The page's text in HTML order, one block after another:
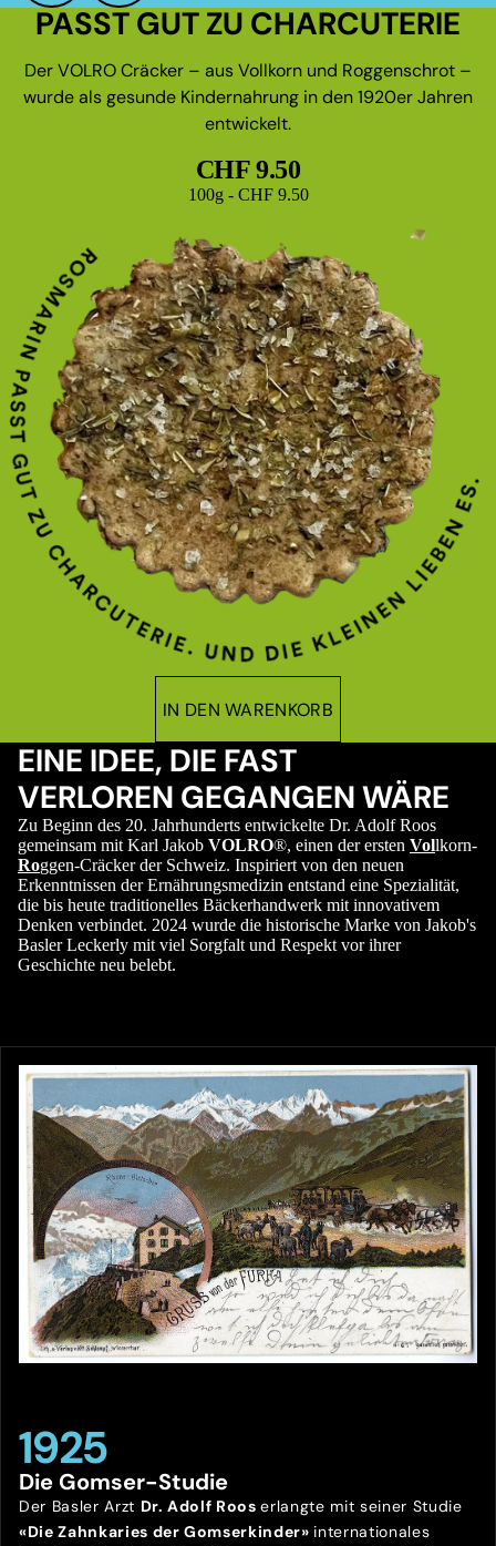
PASST GUT ZU CHARCUTERIE
Der VOLRO Cräcker – aus Vollkorn und Roggenschrot –
wurde als gesunde Kindernahrung in den 1920er Jahren
entwickelt.
CHF 9.50
Grundpreis
100g - CHF 9.50
IN DEN WARENKORB
EINE IDEE, DIE FAST
VERLOREN GEGANGEN WÄRE
Zu Beginn des 20. Jahrhunderts entwickelte Dr. Adolf Roos
gemeinsam mit Karl Jakob VOLRO®, einen der ersten Vollkorn-
Roggen-Cräcker der Schweiz. Inspiriert von den neuen
Erkenntnissen der Ernährungsmedizin entstand eine Spezialität,
die bis heute traditionelles Bäckerhandwerk mit innovativem
Denken verbindet. 2024 wurde die historische Marke von Jakob's
Basler Leckerly mit viel Sorgfalt und Respekt vor ihrer
Geschichte neu belebt.
1925
Die Gomser-Studie
Der Basler Arzt Dr. Adolf Rooserlangte mit seiner Studie
«Die Zahnkaries der Gomserkinder» internationales